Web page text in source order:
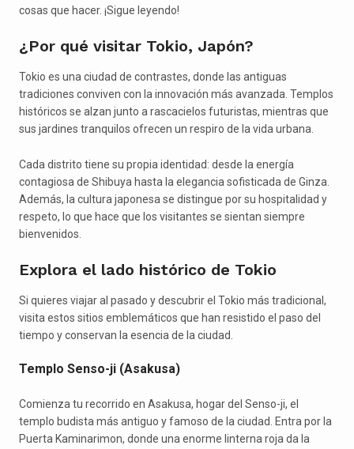
cosas que hacer. ¡Sigue leyendo!
¿Por qué visitar Tokio, Japón?
Tokio es una ciudad de contrastes, donde las antiguas
tradiciones conviven con la innovación más avanzada. Templos
históricos se alzan junto a rascacielos futuristas, mientras que
sus jardines tranquilos ofrecen un respiro de la vida urbana.
Cada distrito tiene su propia identidad: desde la energía
contagiosa de Shibuya hasta la elegancia sofisticada de Ginza.
Además, la cultura japonesa se distingue por su hospitalidad y
respeto, lo que hace que los visitantes se sientan siempre
bienvenidos.
Explora el lado histórico de Tokio
Si quieres viajar al pasado y descubrir el Tokio más tradicional,
visita estos sitios emblemáticos que han resistido el paso del
tiempo y conservan la esencia de la ciudad.
Templo Senso-ji (Asakusa)
Comienza tu recorrido en Asakusa, hogar del Senso-ji, el
templo budista más antiguo y famoso de la ciudad. Entra por la
Puerta Kaminarimon, donde una enorme linterna roja da la